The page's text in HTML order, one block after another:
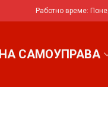
Работно време:
САМОУПРАВА